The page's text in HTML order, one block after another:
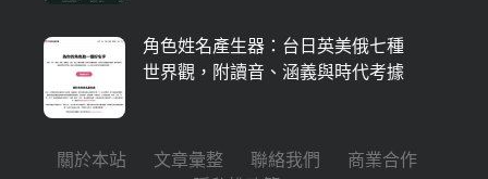
角色姓名產生器：台日英美俄七種
世界觀，附讀音、涵義與時代考據
關於本站 文章彙整 聯絡我們
商業合作